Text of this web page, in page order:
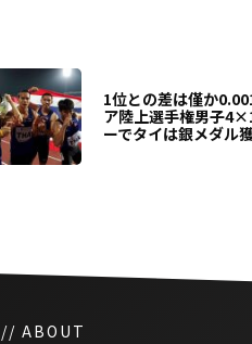
1位との差は僅か
ア陸上選手権男子
ーでタイは銀メダル
// ABOUT